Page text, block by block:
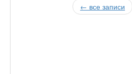
← все записи